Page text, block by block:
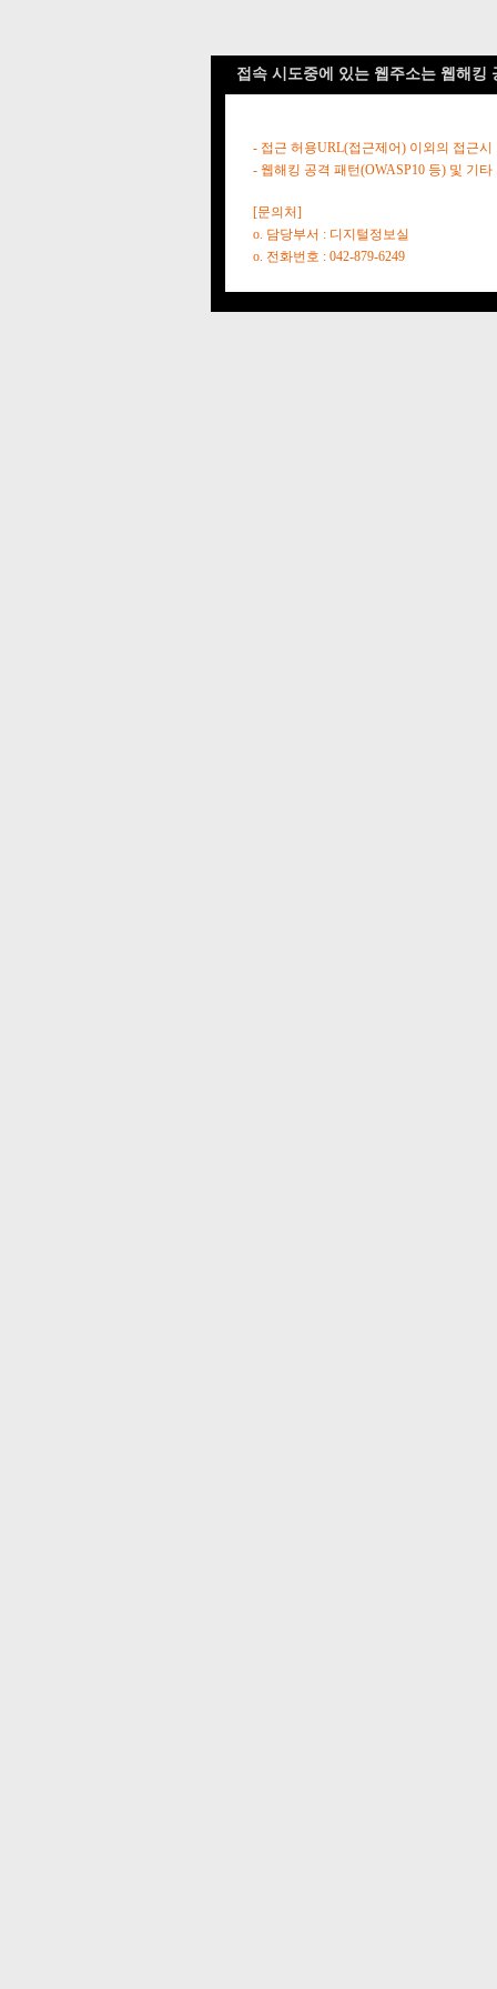
접속 시도중에 있는 웹주소는 웹해킹
- 접근 허용URL(접근제어) 이외의 접근시
- 웹해킹 공격 패턴(OWASP10 등) 및 기
[문의처]
o. 담당부서 : 디지털정보실
o. 전화번호 : 042-879-6249